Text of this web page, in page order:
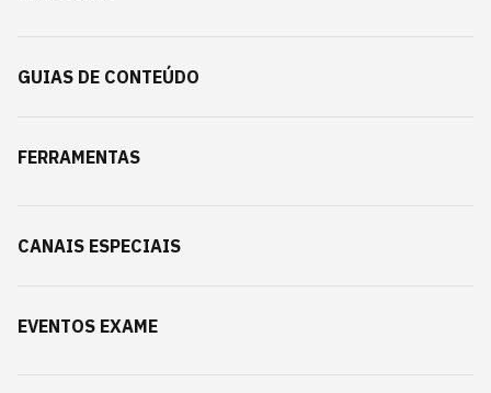
GUIAS DE CONTEÚDO
FERRAMENTAS
CANAIS ESPECIAIS
EVENTOS EXAME